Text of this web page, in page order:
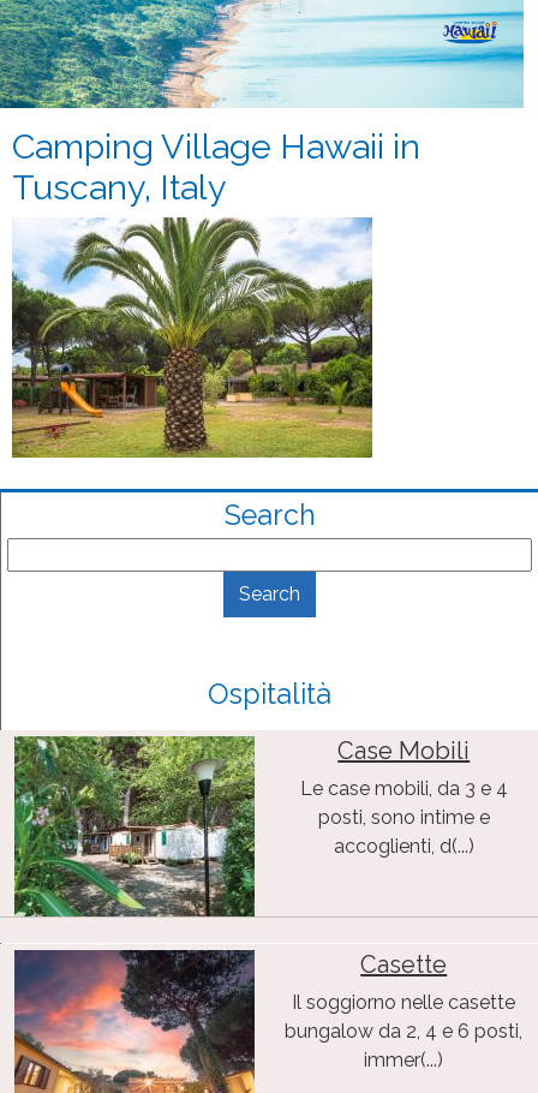
Camping Village Hawaii in
Tuscany, Italy
Search
Ospitalità
Case Mobili
Le case mobili, da 3 e 4
posti, sono intime e
accoglienti, d(...)
Casette
Il soggiorno nelle casette
bungalow da 2, 4 e 6 posti,
immer(...)